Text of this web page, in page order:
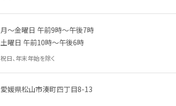
月～金曜日 午前9時～午後7時
土曜日 午前10時～午後6時
祝日、 年末年始を除く
愛媛県松山市湊町四丁目8-13